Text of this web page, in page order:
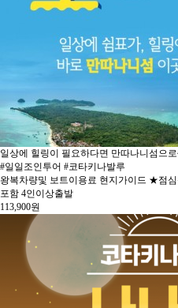
일상에 힐링이 필요하다면 만따나니섬으
#일일조인투어 #코타키나발루
왕복차량및 보트이용료 현지가이드 ★점
포함 4인이상출발
113,900원